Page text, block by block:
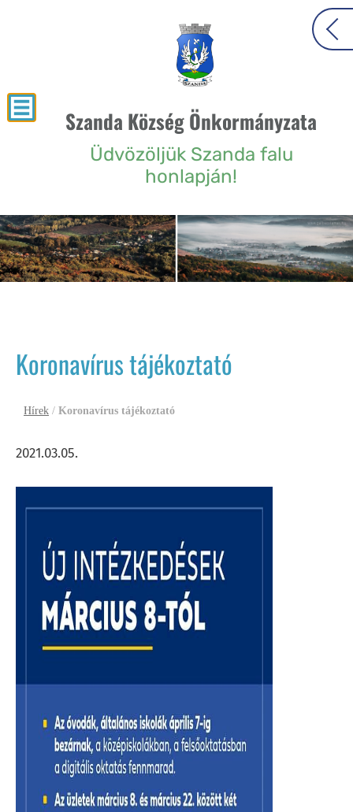
Szanda Község Önkormányzata
Üdvözöljük Szanda falu
honlapján!
Koronavírus tájékoztató
Hírek / Koronavírus tájékoztató
2021.03.05.